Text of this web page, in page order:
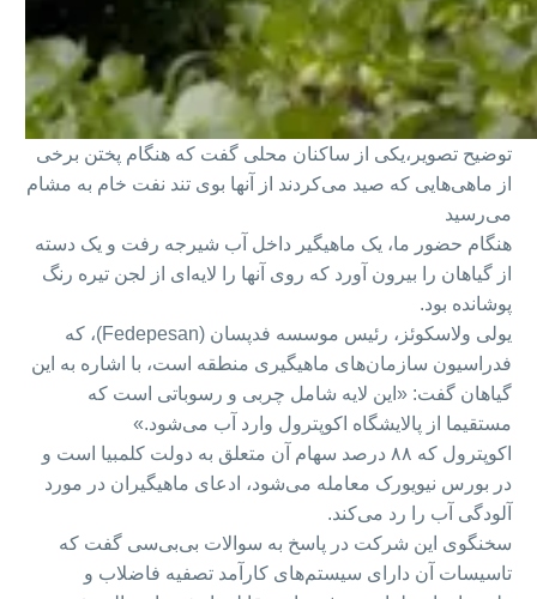
توضیح تصویر،یکی از ساکنان محلی گفت که هنگام پختن برخی
از ماهی‌هایی که صید می‌کردند از آنها بوی تند نفت خام به مشام
می‌رسید
هنگام حضور ما، یک ماهیگیر داخل آب شیرجه رفت و یک دسته
از گیاهان را بیرون آورد که روی آنها را لایه‌ای از لجن تیره رنگ
پوشانده بود.
یولی ولاسکوئز، رئیس موسسه فدپسان (Fedepesan)، که
فدراسیون سازمان‌های ماهیگیری منطقه است، با اشاره به این
گیاهان گفت: «این لایه شامل چربی و رسوباتی است که
مستقیما از پالایشگاه اکوپترول وارد آب می‌شود.»
اکوپترول که ۸۸ درصد سهام آن متعلق به دولت کلمبیا است و
در بورس نیویورک معامله می‌شود، ادعای ماهیگیران در مورد
آلودگی آب را رد می‌کند.
سخنگوی این شرکت در پاسخ به سوالات بی‌بی‌سی گفت که
تاسیسات آن دارای سیستم‌های کارآمد تصفیه فاضلاب و